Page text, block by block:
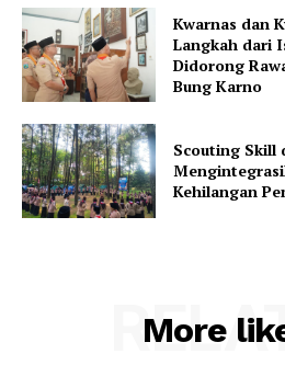
Kwarnas dan
Langkah dari
Didorong
Bung Karno
Scouting Skill
Kehilangan
More